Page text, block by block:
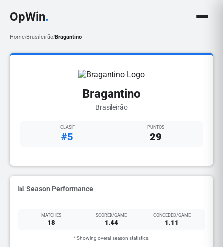
OpWin.
Home/Brasileirão/Bragantino
Bragantino
Brasileirão
CLASIF
#5
PUNTOS
29
📊 Season Performance
MATCHES
18
SCORED/GAME
1.44
CONCEDED/GAME
1.11
* Showing overall season statistics.